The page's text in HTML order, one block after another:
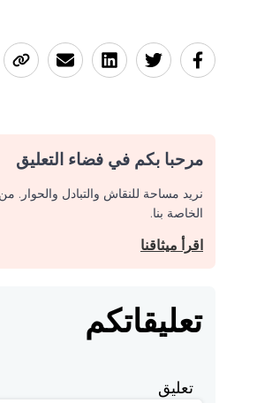
مرحبا بكم في فضاء التعليق
نريد مساحة للنقاش والتبادل والحوار.
الخاصة بنا.
اقرأ ميثاقنا
تعليقاتكم
تعليق